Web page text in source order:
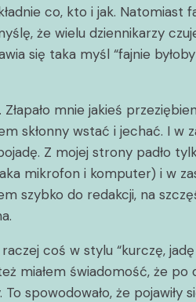
co, kto i jak. Natomiast
że wielu dziennikarzy
się taka myśl “fajnie
mnie jakieś
skłonny wstać i jechać. I w
Z mojej strony padło
mikrofon i komputer) i w
szybko do redakcji, na
coś w stylu “kurczę,
miałem świadomość, że
że pojawiły